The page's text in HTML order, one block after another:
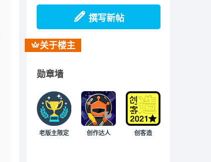
撰写新帖
关于楼主
勋章墙
老版主限定 创作达人 创客造